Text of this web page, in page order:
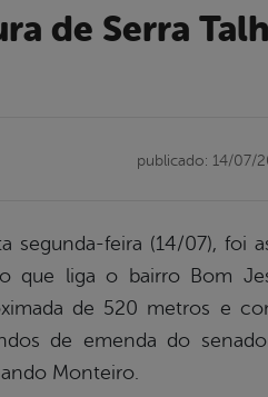
publicado: 14/07/
segunda-feira (14/07), foi
que liga o bairro Bom
de 520 metros e
de emenda do
Monteiro.